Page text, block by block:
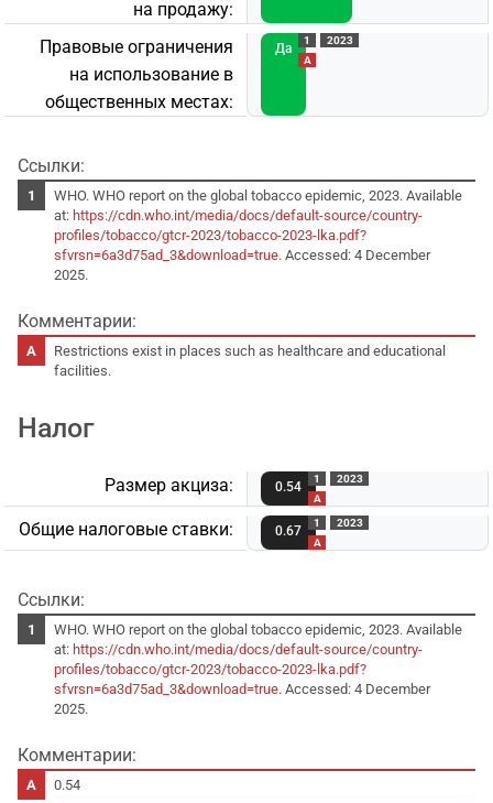
на продажу:
Правовые ограничения
на использование в
общественных местах:
Да
1
A
2023
Ссылки:
WHO. WHO report on the global tobacco epidemic, 2023. Available
at: https://cdn.who.int/media/docs/default-source/country-
profiles/tobacco/gtcr-2023/tobacco-2023-lka.pdf?
sfvrsn=6a3d75ad_3&download=true. Accessed: 4 December
2025.
Комментарии:
Restrictions exist in places such as healthcare and educational
facilities.
Налог
Размер акциза: 0.54
1
A
2023
Общие налоговые ставки: 0.67
1
A
2023
Ссылки:
WHO. WHO report on the global tobacco epidemic, 2023. Available
at: https://cdn.who.int/media/docs/default-source/country-
profiles/tobacco/gtcr-2023/tobacco-2023-lka.pdf?
sfvrsn=6a3d75ad_3&download=true. Accessed: 4 December
2025.
Комментарии:
0.54